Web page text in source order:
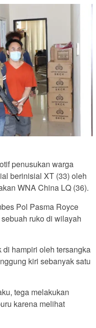
penusukan warga
berinisial XT (33) oleh
WNA China LQ (36).
Pol Pasma Royce
ruko di wilayah
hampiri oleh tersangka
kiri sebanyak satu
tega melakukan
karena melihat